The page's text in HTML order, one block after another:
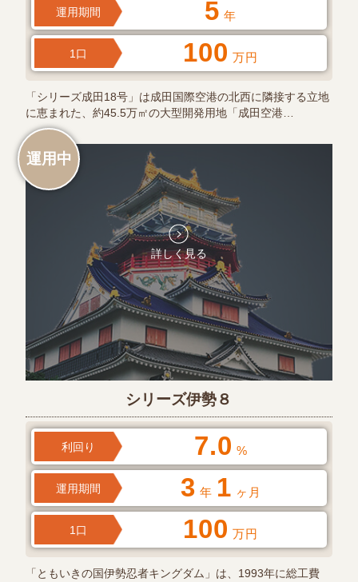
運用期間 5 年
1口 100 万円
「シリーズ成田18号」は成田国際空港の北西に隣接する立地
に恵まれた、約45.5万㎡の大型開発用地「成田空港…
詳しく見る
運用中
シリーズ伊勢８
利回り 7.0 %
運用期間 3 年 1 ヶ月
1口 100 万円
「ともいきの国伊勢忍者キングダム」は、1993年に総工費